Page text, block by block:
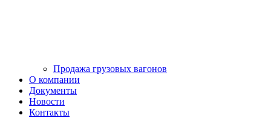
Продажа грузовых вагонов
О компании
Документы
Новости
Контакты